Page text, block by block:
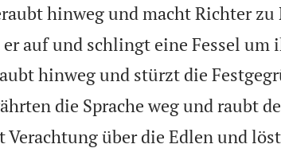
hinweg und macht Richter zu
auf und schlingt eine Fessel um
hinweg und stürzt die
die Sprache weg und raubt
Verachtung über die Edlen und